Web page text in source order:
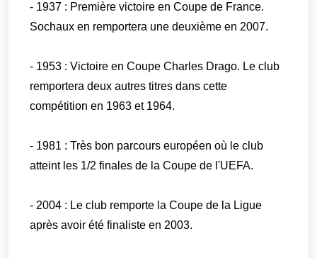
- 1937 : Première victoire en Coupe de France.
Sochaux en remportera une deuxième en 2007.
- 1953 : Victoire en Coupe Charles Drago. Le club
remportera deux autres titres dans cette
compétition en 1963 et 1964.
- 1981 : Très bon parcours européen où le club
atteint les 1/2 finales de la Coupe de l'UEFA.
- 2004 : Le club remporte la Coupe de la Ligue
après avoir été finaliste en 2003.